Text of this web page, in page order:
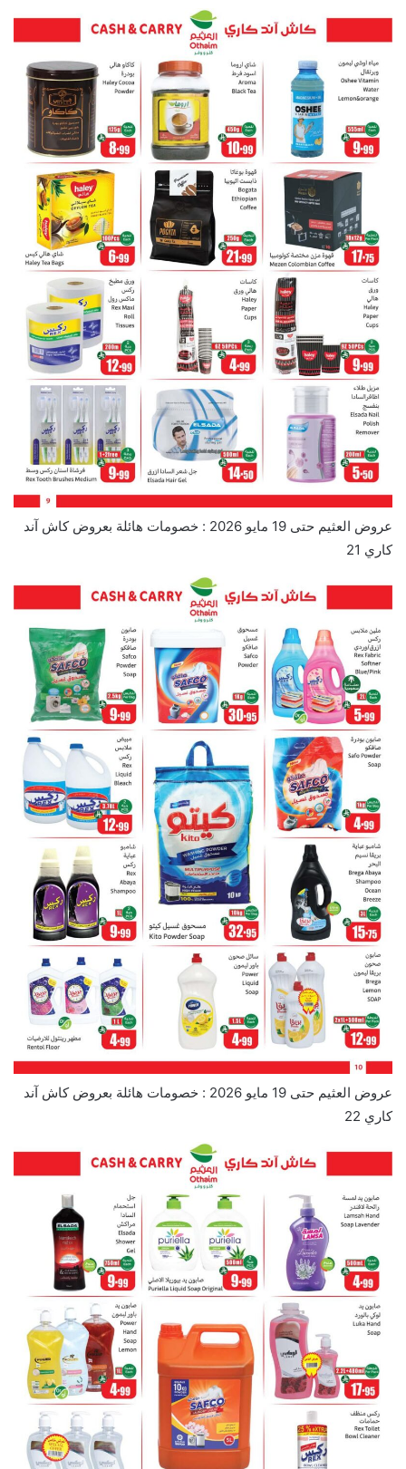
عروض العثيم حتى 19 مايو 2026 : خصومات هائلة بعروض كاش آند
كاري 21
عروض العثيم حتى 19 مايو 2026 : خصومات هائلة بعروض كاش آند
كاري 22